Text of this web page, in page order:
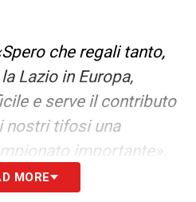
che regali tanto,
Lazio in Europa,
e serve il contributo
nostri tifosi una
importante».
Lazio, il Verona
MORE